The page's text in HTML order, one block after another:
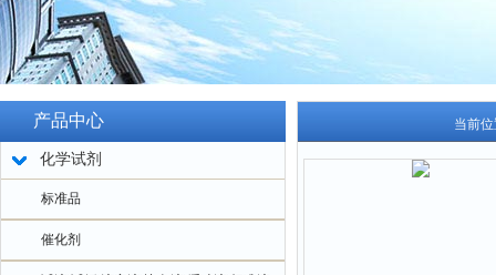
产品中心
化学试剂
标准品
催化剂
当前